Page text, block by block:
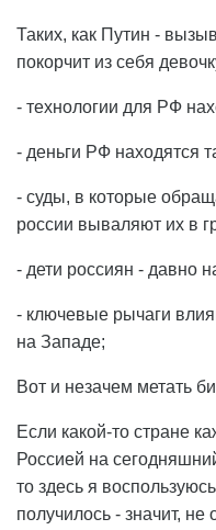
Таких, как Путин -
покорчит из себя
- технологии для РФ
- деньги РФ находятся
- суды, в которые
россии вываляют их в
- дети россиян - давно
- ключевые рычаги
на Западе;
Вот и незачем метать
Если какой-то стране
Россией на
то здесь я
получилось - значит, не